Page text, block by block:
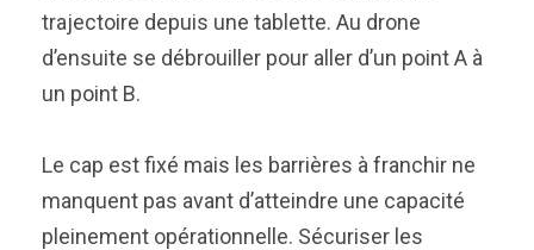
trajectoire depuis une tablette. Au drone
d’ensuite se débrouiller pour aller d’un point A à
un point B.
Le cap est fixé mais les barrières à franchir ne
manquent pas avant d’atteindre une capacité
pleinement opérationnelle. Sécuriser les